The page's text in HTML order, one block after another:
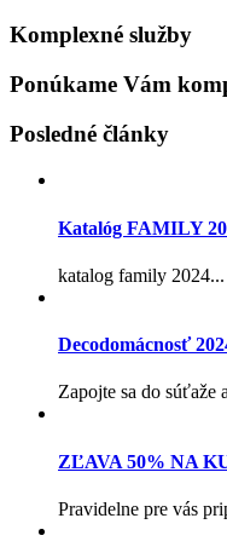
Komplexné služby
Ponúkame Vám
Posledné články
Katalóg FAMILY
katalog family 2024...
Decodomácnosť
Zapojte sa do súťaže
ZĽAVA 50% NA
Pravidelne pre vás